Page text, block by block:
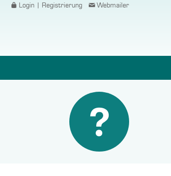
Login | Registrierung Webmailer